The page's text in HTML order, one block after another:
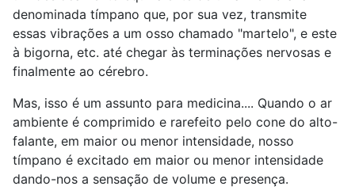
denominada tímpano que, por sua vez, transmite
essas vibrações a um osso chamado "martelo", e este
à bigorna, etc. até chegar às terminações nervosas e
finalmente ao cérebro.
Mas, isso é um assunto para medicina.... Quando o ar
ambiente é comprimido e rarefeito pelo cone do alto-
falante, em maior ou menor intensidade, nosso
tímpano é excitado em maior ou menor intensidade
dando-nos a sensação de volume e presença.